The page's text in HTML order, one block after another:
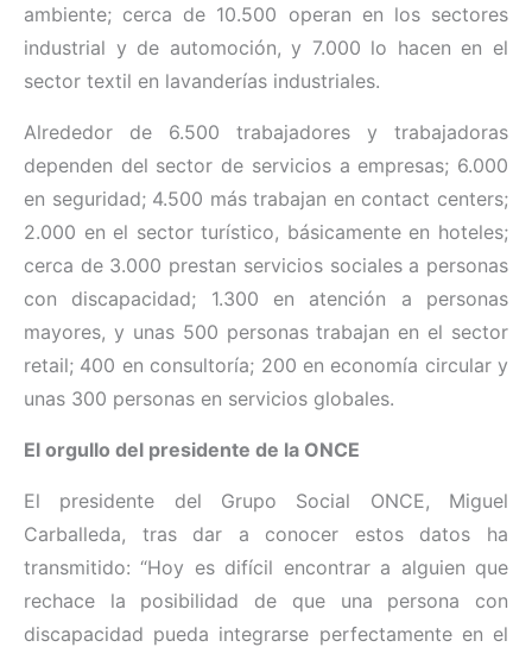
ambiente; cerca de 10.500 operan en los sectores
industrial y de automoción, y 7.000 lo hacen en el
sector textil en lavanderías industriales.
Alrededor de 6.500 trabajadores y trabajadoras
dependen del sector de servicios a empresas; 6.000
en seguridad; 4.500 más trabajan en contact centers;
2.000 en el sector turístico, básicamente en hoteles;
cerca de 3.000 prestan servicios sociales a personas
con discapacidad; 1.300 en atención a personas
mayores, y unas 500 personas trabajan en el sector
retail; 400 en consultoría; 200 en economía circular y
unas 300 personas en servicios globales.
El orgullo del presidente de la ONCE
El presidente del Grupo Social ONCE, Miguel
Carballeda, tras dar a conocer estos datos ha
transmitido: “Hoy es difícil encontrar a alguien que
rechace la posibilidad de que una persona con
discapacidad pueda integrarse perfectamente en el